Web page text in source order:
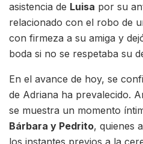
asistencia de Luisa por su
relacionado con el robo de
con firmeza a su amiga y
boda si no se respetaba su
En el avance de hoy, se
de Adriana ha prevalecido.
se muestra un momento
Bárbara y Pedrito, quienes